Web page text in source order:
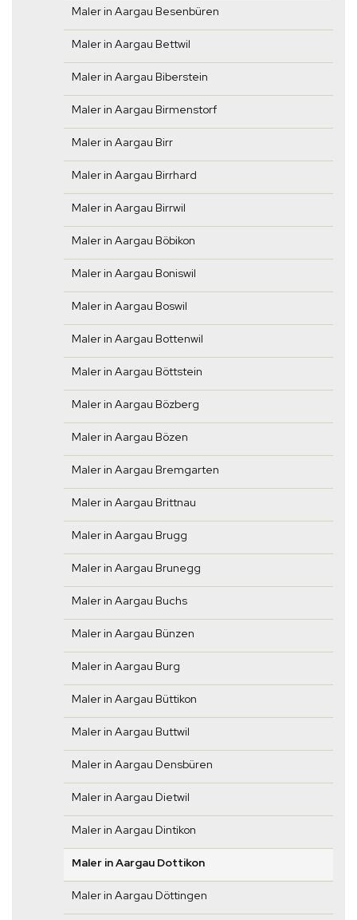
Maler in Aargau Besenbüren
Maler in Aargau Bettwil
Maler in Aargau Biberstein
Maler in Aargau Birmenstorf
Maler in Aargau Birr
Maler in Aargau Birrhard
Maler in Aargau Birrwil
Maler in Aargau Böbikon
Maler in Aargau Boniswil
Maler in Aargau Boswil
Maler in Aargau Bottenwil
Maler in Aargau Böttstein
Maler in Aargau Bözberg
Maler in Aargau Bözen
Maler in Aargau Bremgarten
Maler in Aargau Brittnau
Maler in Aargau Brugg
Maler in Aargau Brunegg
Maler in Aargau Buchs
Maler in Aargau Bünzen
Maler in Aargau Burg
Maler in Aargau Büttikon
Maler in Aargau Buttwil
Maler in Aargau Densbüren
Maler in Aargau Dietwil
Maler in Aargau Dintikon
Maler in Aargau Dottikon
Maler in Aargau Döttingen